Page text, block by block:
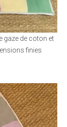
gaze de coton et
finies